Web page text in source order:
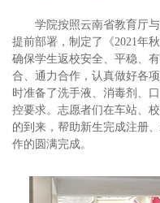
学院按照云南省教育厅
提前部署，制定了《2021年
确保学生返校安全、平稳、
合、通力合作，认真做好各
时准备了洗手液、消毒剂、
控要求。志愿者们在车站、
的到来，帮助新生完成注册
作的圆满完成。